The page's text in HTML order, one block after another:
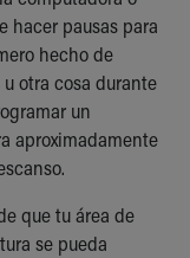
hacer pausas para
hecho de
otra cosa durante
un
aproximadamente
que tu área de
se pueda